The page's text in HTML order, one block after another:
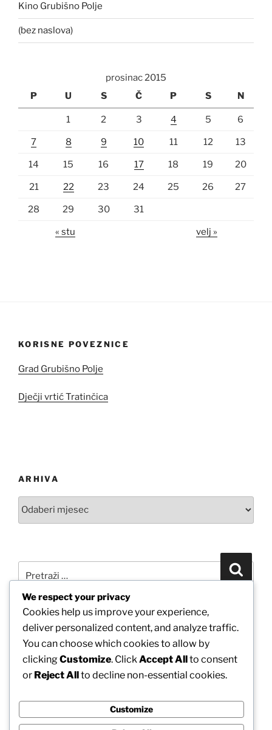
Kino Grubišno Polje
(bez naslova)
prosinac 2015
P
U S Č P S N
1 2 3 4 5 6
7 8 9 10 11 12 13
14 15 16 17 18 19 20
21 22 23 24 25 26 27
28 29 30 31
« stu velj »
KORISNE POVEZNICE
Grad Grubišno Polje
Dječji vrtić Tratinčica
ARHIVA
Arhiva
Pretraži:
POVEŽITE SE S NAMA PUTEM FACEBOOKA
We respect your privacy
Cookies help us improve your experience,
deliver personalized content, and analyze traffic.
You can choose which cookies to allow by
clickingCustomize. Click Accept Allto consent
or Reject Allto decline non-essential cookies.
Customize